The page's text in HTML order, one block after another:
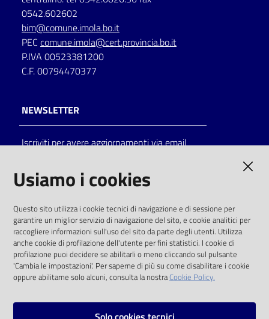
0542.602602
bim@comune.imola.bo.it
PEC comune.imola@cert.provincia.bo.it
P.IVA 00523381200
C.F. 00794470377
NEWSLETTER
Iscriviti per avere aggiornamenti via email
solo alle condizioni previste dalla direttiva
comunitaria 2003/98/CE e dal d.lgs. 36/2006
SOCIAL
Instagram
Usiamo i cookies
Questo sito utilizza i cookie tecnici di navigazione e di sessione per
garantire un miglior servizio di navigazione del sito, e cookie analitici per
raccogliere informazioni sull'uso del sito da parte degli utenti. Utilizza
anche cookie di profilazione dell'utente per fini statistici. I cookie di
profilazione puoi decidere se abilitarli o meno cliccando sul pulsante
'Cambia le impostazioni'. Per saperne di più su come disabilitare i cookie
oppure abilitarne solo alcuni, consulta la nostraCookie Policy.